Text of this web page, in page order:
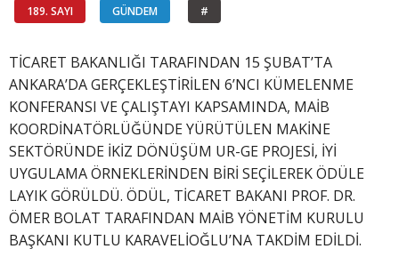
189. SAYI GÜNDEM #
TİCARET BAKANLIĞI TARAFINDAN 15 ŞUBAT’TA
ANKARA’DA GERÇEKLEŞTİRİLEN 6’NCI KÜMELENME
KONFERANSI VE ÇALIŞTAYI KAPSAMINDA, MAİB
KOORDİNATÖRLÜĞÜNDE YÜRÜTÜLEN MAKİNE
SEKTÖRÜNDE İKİZ DÖNÜŞÜM UR-GE PROJESİ, İYİ
UYGULAMA ÖRNEKLERİNDEN BİRİ SEÇİLEREK ÖDÜLE
LAYIK GÖRÜLDÜ. ÖDÜL, TİCARET BAKANI PROF. DR.
ÖMER BOLAT TARAFINDAN MAİB YÖNETİM KURULU
BAŞKANI KUTLU KARAVELİOĞLU’NA TAKDİM EDİLDİ.